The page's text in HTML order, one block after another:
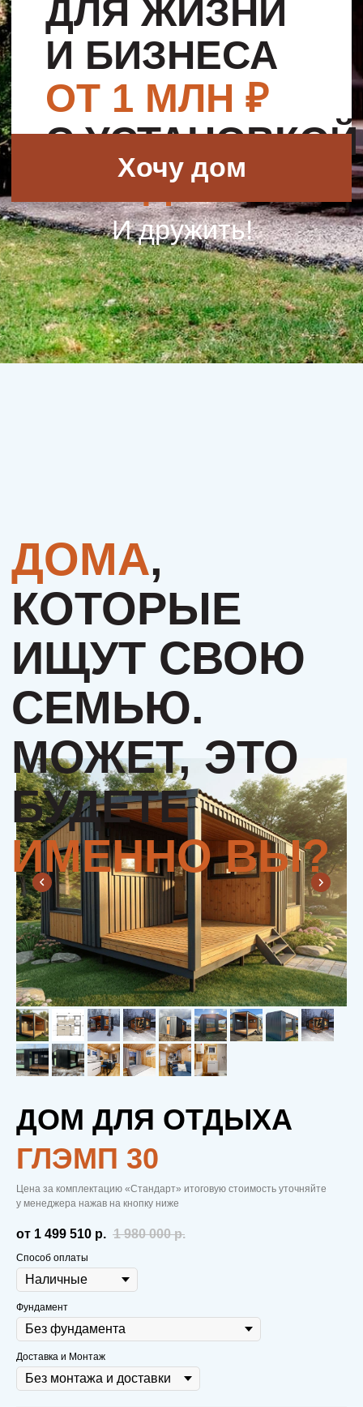
ЗА 1 ДЕНЬ
Хочу дом
И дружить!
ДОМА,
КОТОРЫЕ
ИЩУТ СВОЮ
ДОМ ДЛЯ ОТДЫХА
ГЛЭМП 30
Цена за комплектацию «Стандарт» итоговую стоимость уточняйте
у менеджера нажав на кнопку ниже
от 1 499 510 р. 1 980 000 р.
Способ оплаты
Фундамент
Доставка и Монтаж